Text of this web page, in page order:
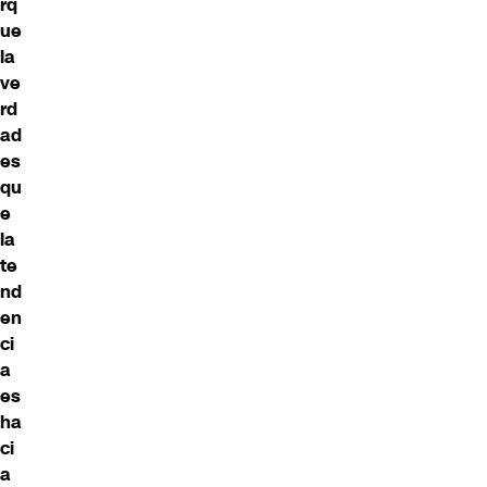
ue
la
ve
rd
ad
es
qu
e
la
te
nd
en
ci
a
es
ha
ci
a